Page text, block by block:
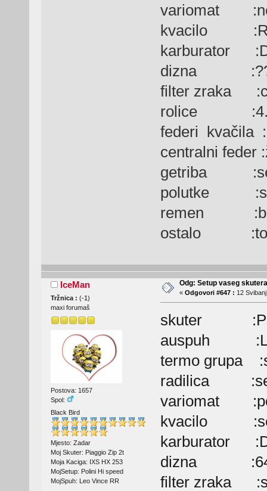
variomat
kvacilo
karburator
dizna
filter zraka
rolice
federi kvačila
centralni feder
getriba
polutke
remen
ostalo :top
IceMan
Tržnica : (-1 )
maxi forumaš
Postova: 1657
Spol:
Black Bird
Mjesto: Zadar
Moj Skuter: Piaggio Zip 2t
Moja Kaciga: IXS HX 253
MojSetup: Polini Hi speed
MojSpuh: Leo Vince RR
Odg: Setup vaseg skutera
« Odgovori #647 : 12
skuter
auspuh
termo grupa
radilica
variomat
kvacilo
karburator
dizna
filter zraka